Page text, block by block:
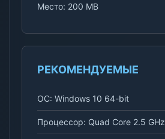
Место: 200 MB
РЕКОМЕНДУЕМЫЕ
ОС: Windows 10 64-bit
Процессор: Quad Core 2.5 GHz